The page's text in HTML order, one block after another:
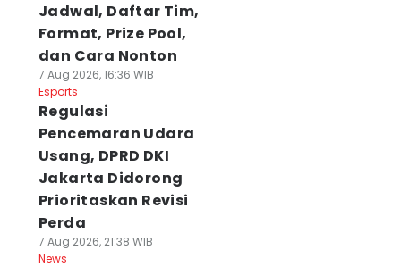
Jadwal, Daftar Tim,
Format, Prize Pool,
dan Cara Nonton
7 Aug 2026, 16:36 WIB
Esports
Regulasi
Pencemaran Udara
Usang, DPRD DKI
Jakarta Didorong
Prioritaskan Revisi
Perda
7 Aug 2026, 21:38 WIB
News